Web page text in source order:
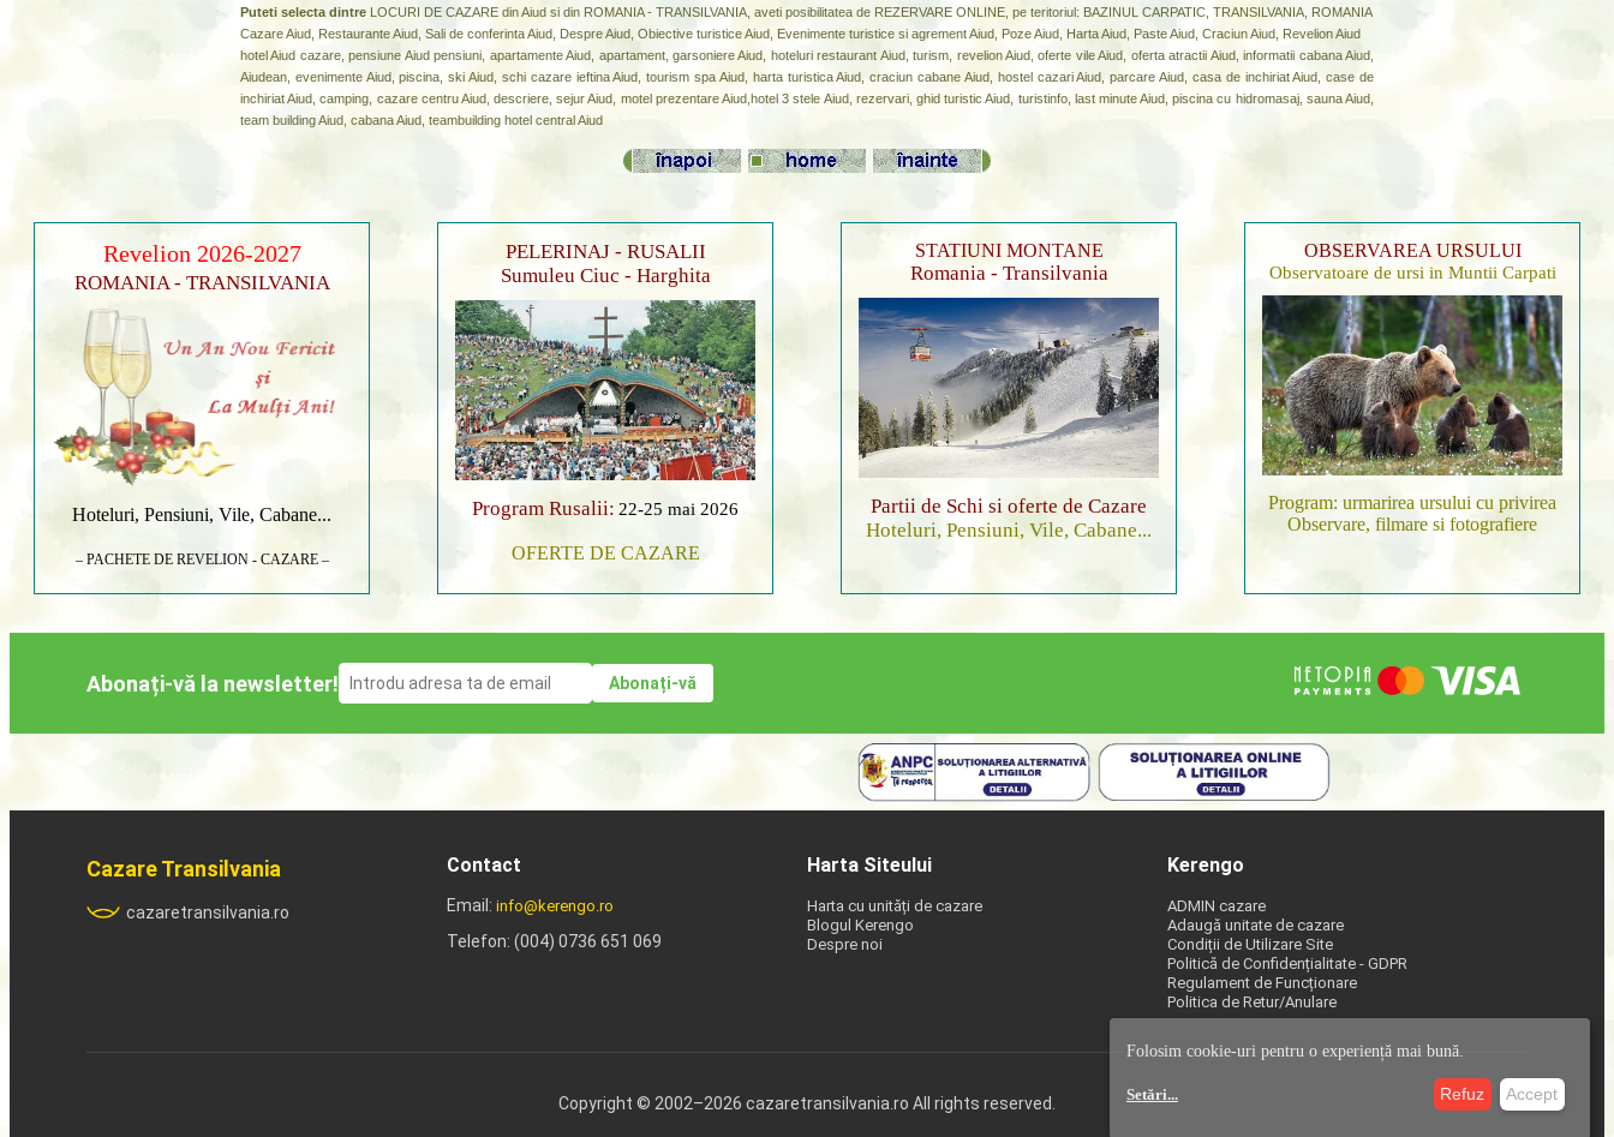
Puteti selecta dintre LOCURI DE CAZARE din Aiud si din ROMANIA - TRANSILVANIA, aveti posibilitatea de REZERVARE ONLINE, pe teritoriul: BAZINUL CARPATIC, TRANSILVANIA, ROMANIA
Cazare Aiud, Restaurante Aiud, Sali de conferinta Aiud, Despre Aiud, Obiective turistice Aiud, Evenimente turistice si agrement Aiud, Poze Aiud, Harta Aiud, Paste Aiud, Craciun Aiud, Revelion Aiud
hotel Aiud cazare, pensiune Aiud pensiuni, apartamente Aiud, apartament, garsoniere Aiud, hoteluri restaurant Aiud, turism, revelion Aiud, oferte vile Aiud, oferta atractii Aiud, informatii cabana Aiud,
Aiudean, evenimente Aiud, piscina, ski Aiud, schi cazare ieftina Aiud, tourism spa Aiud, harta turistica Aiud, craciun cabane Aiud, hostel cazari Aiud, parcare Aiud, casa de inchiriat Aiud, case de
inchiriat Aiud, camping, cazare centru Aiud, descriere, sejur Aiud, motel prezentare Aiud,hotel 3 stele Aiud, rezervari, ghid turistic Aiud, turistinfo, last minute Aiud, piscina cu hidromasaj, sauna Aiud,
team building Aiud, cabana Aiud, teambuilding hotel central Aiud
Revelion 2026-2027
ROMANIA - TRANSILVANIA
Hoteluri, Pensiuni, Vile, Cabane...
– PACHETE DE REVELION - CAZARE –
PELERINAJ - RUSALII
Sumuleu Ciuc - Harghita
Program Rusalii: 22-25 mai 2026
OFERTE DE CAZARE
STATIUNI MONTANE
Romania - Transilvania
Partii de Schi si oferte de Cazare
Hoteluri, Pensiuni, Vile, Cabane...
OBSERVAREA URSULUI
Observatoare de ursi in Muntii Carpati
Program: urmarirea ursului cu privirea
Observare, filmare si fotografiere
Abonați-vă la newsletter!
Cazare Transilvania
cazaretransilvania.ro
Contact
Email: info@kerengo.ro
Telefon: (004) 0736 651 069
Harta Siteului
Harta cu unități de cazare
Blogul Kerengo
Despre noi
Kerengo
ADMIN cazare
Adaugă unitate de cazare
Condiții de Utilizare Site
Politică de Confidențialitate - GDPR
Regulament de Funcționare
Politica de Retur/Anulare
Copyright © 2002–2026 cazaretransilvania.ro All rights reserved.
Folosim cookie-uri pentru o experiență mai bună.
Setări... Refuz Accept